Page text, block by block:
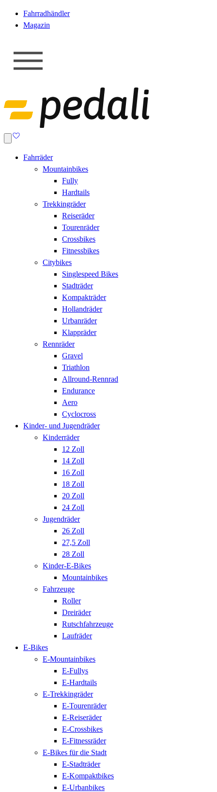
Fahrradhändler
Magazin
Fahrräder
Mountainbikes
Fully
Hardtails
Trekkingräder
Reiseräder
Tourenräder
Crossbikes
Fitnessbikes
Citybikes
Singlespeed Bikes
Stadträder
Kompakträder
Hollandräder
Urbanräder
Klappräder
Rennräder
Gravel
Triathlon
Allround-Rennrad
Endurance
Aero
Cyclocross
Kinder- und Jugendräder
Kinderräder
12 Zoll
14 Zoll
16 Zoll
18 Zoll
20 Zoll
24 Zoll
Jugendräder
26 Zoll
27,5 Zoll
28 Zoll
Kinder-E-Bikes
Mountainbikes
Fahrzeuge
Roller
Dreiräder
Rutschfahrzeuge
Laufräder
E-Bikes
E-Mountainbikes
E-Fullys
E-Hardtails
E-Trekkingräder
E-Tourenräder
E-Reiseräder
E-Crossbikes
E-Fitnessräder
E-Bikes für die Stadt
E-Stadträder
E-Kompaktbikes
E-Urbanbikes